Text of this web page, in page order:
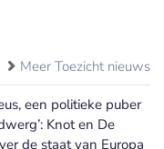
Meer Toezicht nieuws
een politieke puber
Knot en De
de staat van Europa